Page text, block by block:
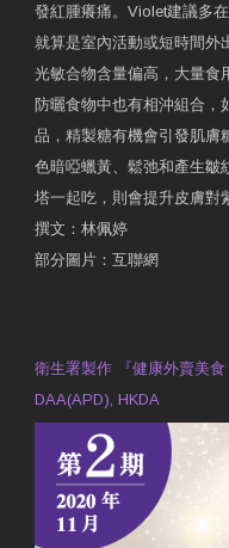
發紅腫癢痛。Violet建議多
就算是室內活動或短時間外
光敏合物含量偏高，大量食
防曬食物中也有相沖組合
品，精製糖有機會引發肌膚
色暗啞蠟黃、鬆弛和產生皺
塔一起吃，則會提升皮膚對
撰文：林佩婷
部分圖片：互聯網
衛生署製作 『健康外賣美
DAA(APD), HKDA